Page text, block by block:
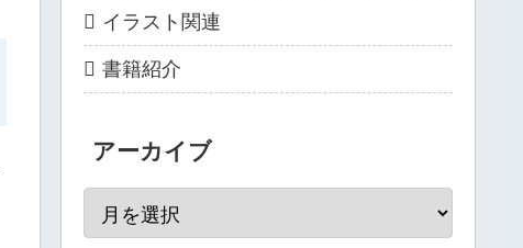
イラスト関連
書籍紹介
アーカイブ